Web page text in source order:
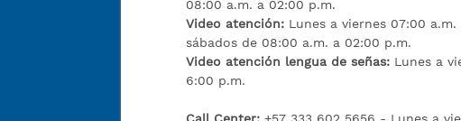
08:00 a.m. a 02:00 p.m.
Video atención: Lunes a viernes 07:00
sábados de 08:00 a.m. a 02:00 p.m.
Video atención lengua de señas: Lunes a
6:00 p.m.